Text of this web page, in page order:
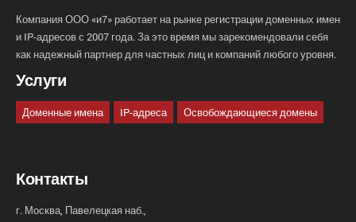
Компания ООО «и7» работает на рынке регистрации доменных имен
и IP-адресов с 2007 года. За это время мы зарекомендовали себя
как надежный партнер для частных лиц и компаний любого уровня.
Услуги
Доменные имена IP-адреса Освобождающиеся домены
Контакты
г. Москва, Павелецкая наб.,